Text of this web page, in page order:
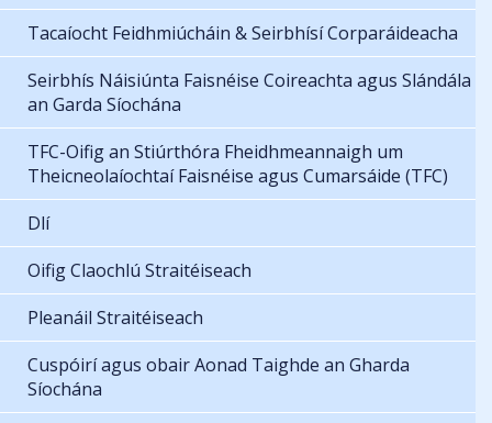
Tacaíocht Feidhmiúcháin & Seirbhísí Corparáideacha
Seirbhís Náisiúnta Faisnéise Coireachta agus Slándála
an Garda Síochána
TFC-Oifig an Stiúrthóra Fheidhmeannaigh um
Theicneolaíochtaí Faisnéise agus Cumarsáide (TFC)
Dlí
Oifig Claochlú Straitéiseach
Pleanáil Straitéiseach
Cuspóirí agus obair Aonad Taighde an Gharda
Síochána